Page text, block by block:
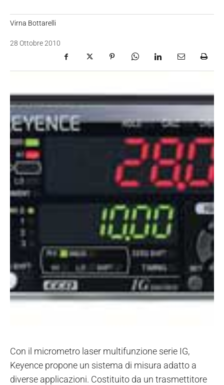
Virna Bottarelli
28 Ottobre 2010
Con il micrometro laser multifunzione serie IG,
Keyence propone un sistema di misura adatto a
diverse applicazioni. Costituito da un trasmettitore